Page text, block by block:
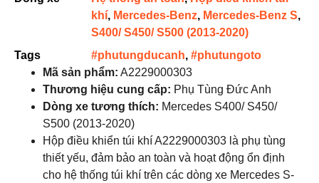
khí, Mercedes-Benz, Mercedes-Benz S,
S400/ S450/ S500 (2013-2020)
Tags
#phutungducanh, #phutungoto
Mã sản phẩm: A2229000303
Thương hiệu cung cấp: Phụ Tùng Đức Anh
Dòng xe tương thích: Mercedes S400/ S450/
S500 (2013-2020)
Hộp điều khiển túi khí A2229000303 là phụ tùng
thiết yếu, đảm bảo an toàn và hoạt động ổn định
cho hệ thống túi khí trên các dòng xe Mercedes S-